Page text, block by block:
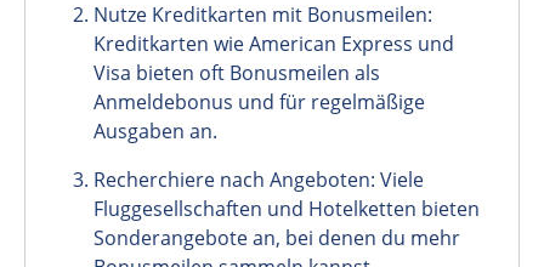
Nutze Kreditkarten mit Bonusmeilen:
Kreditkarten wie American Express und
Visa bieten oft Bonusmeilen als
Anmeldebonus und für regelmäßige
Ausgaben an.
Recherchiere nach Angeboten: Viele
Fluggesellschaften und Hotelketten bieten
Sonderangebote an, bei denen du mehr